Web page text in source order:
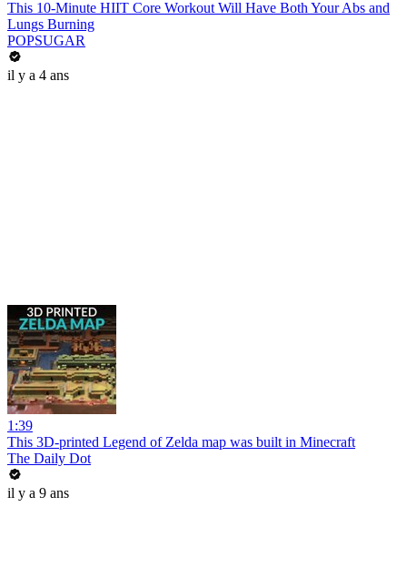
This 10-Minute HIIT Core Workout Will Have Both Your Abs and
Lungs Burning
POPSUGAR
il y a 4 ans
1:39
This 3D-printed Legend of Zelda map was built in Minecraft
The Daily Dot
il y a 9 ans